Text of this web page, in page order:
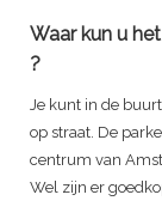
Waar kun u
?
Je kunt in de
op straat. De
centrum van
Wel zijn er